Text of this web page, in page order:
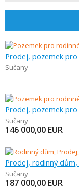
Prodej, pozemek
Sučany
Prodej, pozemek
Sučany
146 000,00 EUR
Prodej, rodinný dům,
Sučany
187 000,00 EUR